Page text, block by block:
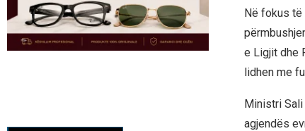
Në fokus
e Ligjit dhe
lidhen me
Ministri
agjendës